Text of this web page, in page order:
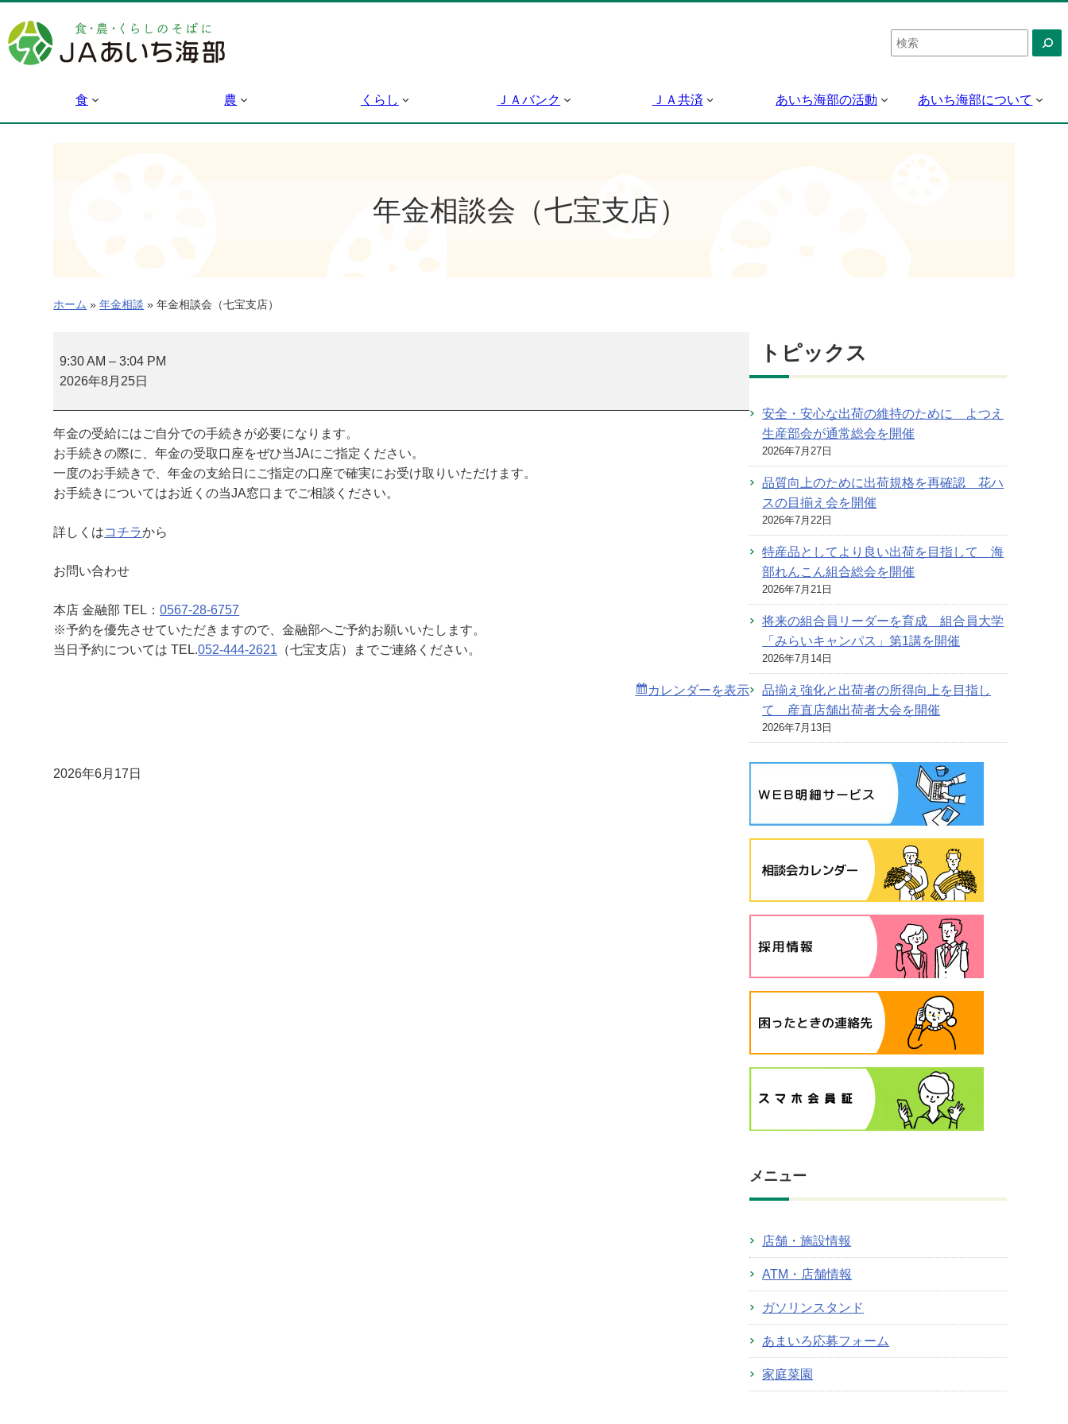
容
を
検
索
食 農 くらし ＪＡバンク ＪＡ共済 あいち海部の活動 あいち海部について
年金相談会（七宝支店）
ホーム » 年金相談 » 年金相談会（七宝支店）
金
相
（
七
支
）
9:30 AM –3:04 PM
2026年8月25日
年金の受給にはご自分での手続きが必要になります。
お手続きの際に、年金の受取口座をぜひ当JAにご指定ください。
一度のお手続きで、年金の支給日にご指定の口座で確実にお受け取りいただけます。
お手続きについてはお近くの当JA窓口までご相談ください。
詳しくはコチラから
お問い合わせ
本店 金融部 TEL：0567-28-6757
※予約を優先させていただきますので、金融部へご予約お願いいたします。
当日予約については TEL.052-444-2621 （七宝支店）までご連絡ください。
カレンダーを表示
2026年6月17日
トピックス
安全・安心な出荷の維持のために よつえ
生産部会が通常総会を開催
2026年7月27日
品質向上のために出荷規格を再確認 花ハ
スの目揃え会を開催
2026年7月22日
特産品としてより良い出荷を目指して 海
部れんこん組合総会を開催
2026年7月21日
将来の組合員リーダーを育成 組合員大学
「みらいキャンパス」第1講を開催
2026年7月14日
品揃え強化と出荷者の所得向上を目指し
て 産直店舗出荷者大会を開催
2026年7月13日
メニュー
店舗・施設情報
ATM・店舗情報
ガソリンスタンド
あまいろ応募フォーム
家庭菜園